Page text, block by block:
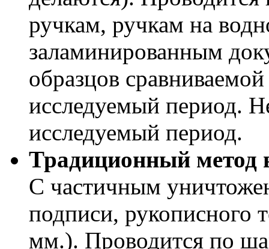
ручкам, ручкам на
заламинированным
образцов
исследуемый период.
исследуемый период.
Традиционный метод
С частичным
подписи, рукописного
мм.). Проводится по